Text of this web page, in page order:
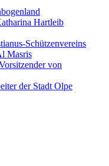
Hartleib
Schützenvereins
Masris
von
der Stadt Olpe